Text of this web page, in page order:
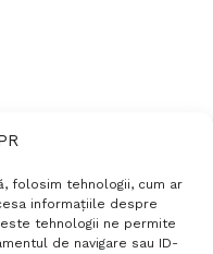
folosim tehnologii, cum ar
informațiile despre
tehnologii ne permite
de navigare sau ID-